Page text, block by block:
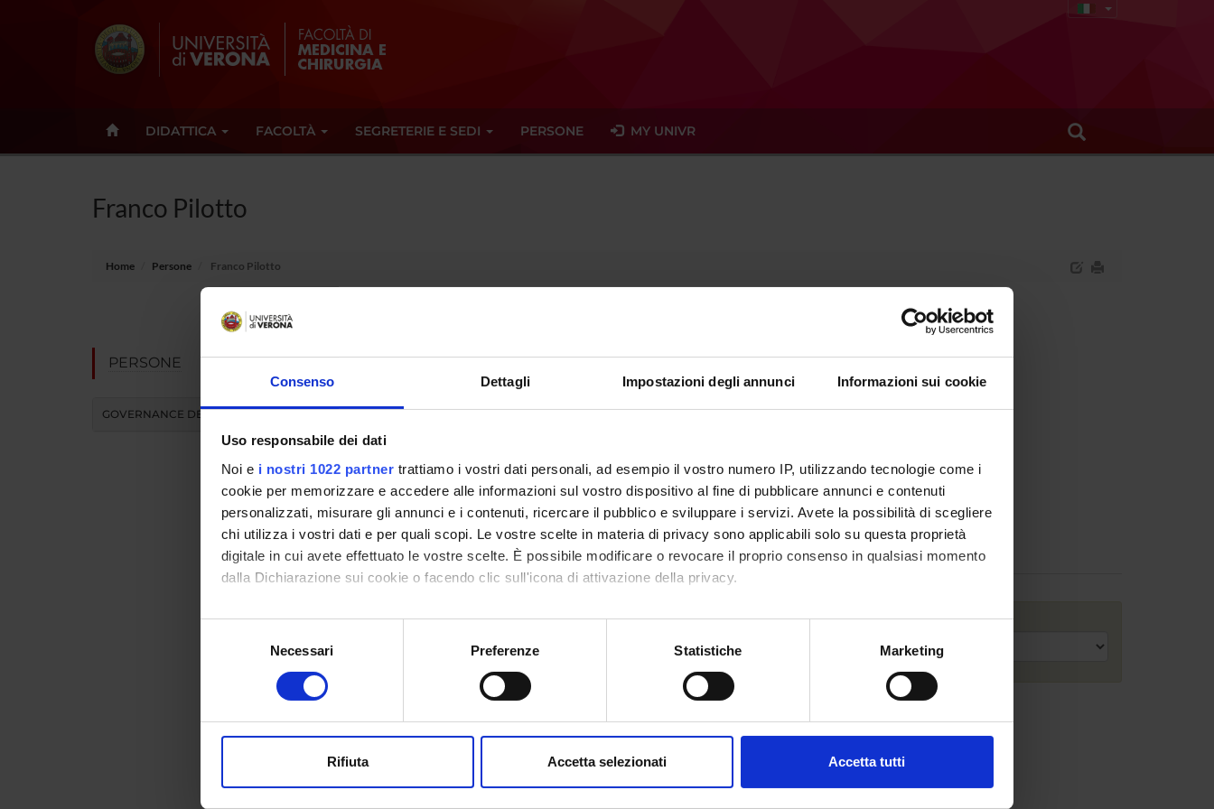
Consenso Dettagli Impostazioni degli annunci Informazioni sui cookie
Uso responsabile dei dati
Noi e i nostri 1022 partner trattiamo i vostri dati personali, ad esempio il vostro numero IP, utilizzando tecnologie come i
cookie per memorizzare e accedere alle informazioni sul vostro dispositivo al fine di pubblicare annunci e contenuti
personalizzati, misurare gli annunci e i contenuti, ricercare il pubblico e sviluppare i servizi. Avete la possibilità di scegliere
chi utilizza i vostri dati e per quali scopi. Le vostre scelte in materia di privacy sono applicabili solo su questa proprietà
digitale in cui avete effettuato le vostre scelte. È possibile modificare o revocare il proprio consenso in qualsiasi momento
dalla Dichiarazione sui cookie o facendo clic sull'icona di attivazione della privacy.
Con il tuo consenso, vorremmo anche:
raccogliere informazioni sulla tua posizione geografica, con un'approssimazione di qualche metro,
digitali).
modificare o ritirare il tuo consenso in qualsiasi momento dalla Dichiarazione sui cookie.
Necessari Preferenze Statistiche Marketing
Rifiuta Accetta selezionati Accetta tutti
DIDATTICA FACOLTÀ SEGRETERIE E SEDI PERSONE MY UNIVR
Franco Pilotto
Home Persone Franco Pilotto
PERSONE
GOVERNANCE DELLA FACOLTÀ
Non presente dal 31 dicembre 2023
Didattica 0 Avvisi 0 Ricerca Incarichi
INSEGNAMENTI
Insegnamenti attivi nel periodo selezionato:
Clicca sull'insegnamento per vedere orari e dettagli del corso.
Anno accademico